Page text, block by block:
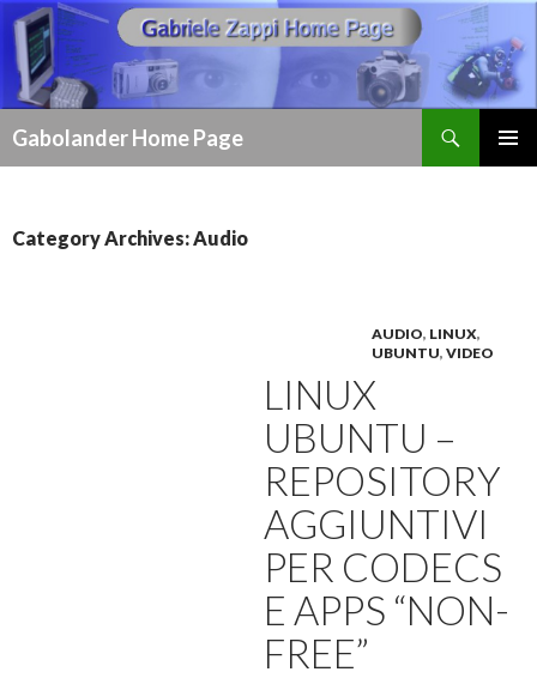
Gabolander Home Page
Category Archives: Audio
AUDIO, LINUX,
UBUNTU, VIDEO
LINUX
UBUNTU –
REPOSITORY
AGGIUNTIVI
PER CODECS
E APPS “NON-
FREE”